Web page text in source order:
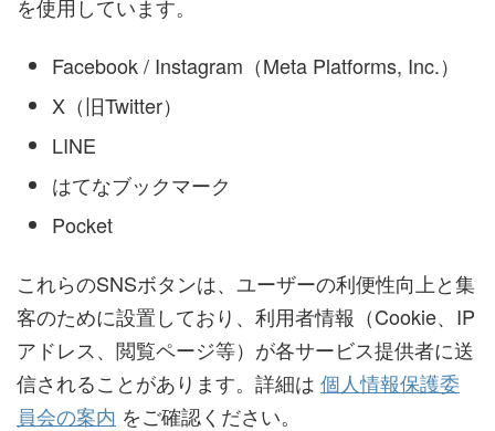
を使用しています。
Facebook / Instagram（Meta Platforms, Inc.）
X（旧Twitter）
LINE
はてなブックマーク
Pocket
これらのSNSボタンは、ユーザーの利便性向上と集
客のために設置しており、利用者情報（Cookie、IP
アドレス、閲覧ページ等）が各サービス提供者に送
信されることがあります。詳細は 個人情報保護委
員会の案内 をご確認ください。